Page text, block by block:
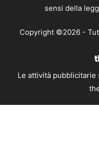
sensi della
Copyright ©2026 -
Le attività